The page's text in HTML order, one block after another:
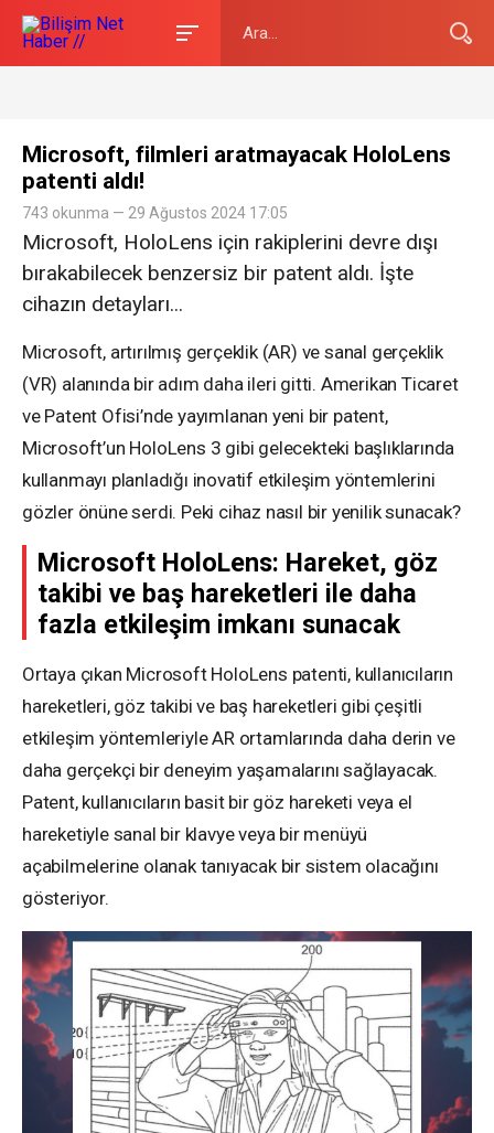
Microsoft, filmleri aratmayacak HoloLens
patenti aldı!
743 okunma — 29 Ağustos 2024 17:05
Microsoft, HoloLens için rakiplerini devre dışı
bırakabilecek benzersiz bir patent aldı. İşte
cihazın detayları...
Microsoft, artırılmış gerçeklik (AR) ve sanal gerçeklik
(VR) alanında bir adım daha ileri gitti. Amerikan Ticaret
ve Patent Ofisi’nde yayımlanan yeni bir patent,
Microsoft’un HoloLens 3 gibi gelecekteki başlıklarında
kullanmayı planladığı inovatif etkileşim yöntemlerini
gözler önüne serdi. Peki cihaz nasıl bir yenilik sunacak?
Microsoft HoloLens: Hareket, göz
takibi ve baş hareketleri ile daha
fazla etkileşim imkanı sunacak
Ortaya çıkan Microsoft HoloLens patenti, kullanıcıların
hareketleri, göz takibi ve baş hareketleri gibi çeşitli
etkileşim yöntemleriyle AR ortamlarında daha derin ve
daha gerçekçi bir deneyim yaşamalarını sağlayacak.
Patent, kullanıcıların basit bir göz hareketi veya el
hareketiyle sanal bir klavye veya bir menüyü
açabilmelerine olanak tanıyacak bir sistem olacağını
gösteriyor.